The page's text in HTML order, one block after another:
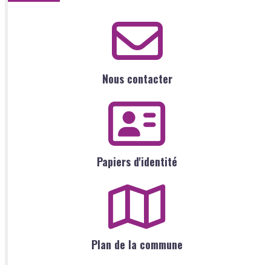
Nous contacter
Papiers d'identité
Plan de la commune